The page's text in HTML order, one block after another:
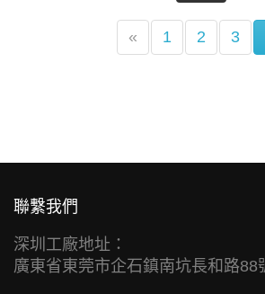
« 1 2 3
聯繫我們
深圳工廠地址：
廣東省東莞市企石鎮南坑長和路88